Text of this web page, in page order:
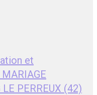
et
LE PERREUX (42)